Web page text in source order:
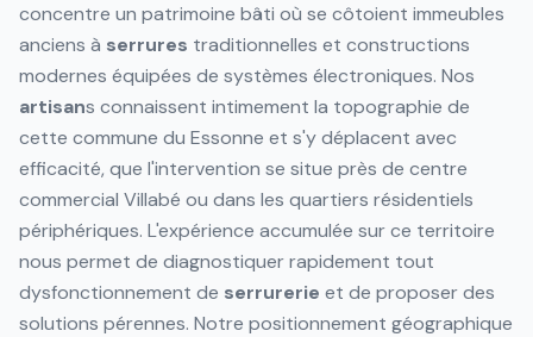
concentre un patrimoine bâti où se côtoient immeubles
anciens à serrures traditionnelles et constructions
modernes équipées de systèmes électroniques. Nos
artisans connaissent intimement la topographie de
cette commune du Essonne et s'y déplacent avec
efficacité, que l'intervention se situe près de centre
commercial Villabé ou dans les quartiers résidentiels
périphériques. L'expérience accumulée sur ce territoire
nous permet de diagnostiquer rapidement tout
dysfonctionnement de serrurerie et de proposer des
solutions pérennes. Notre positionnement géographique